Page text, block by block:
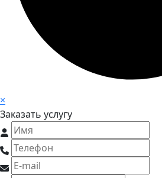
×
Заказать услугу